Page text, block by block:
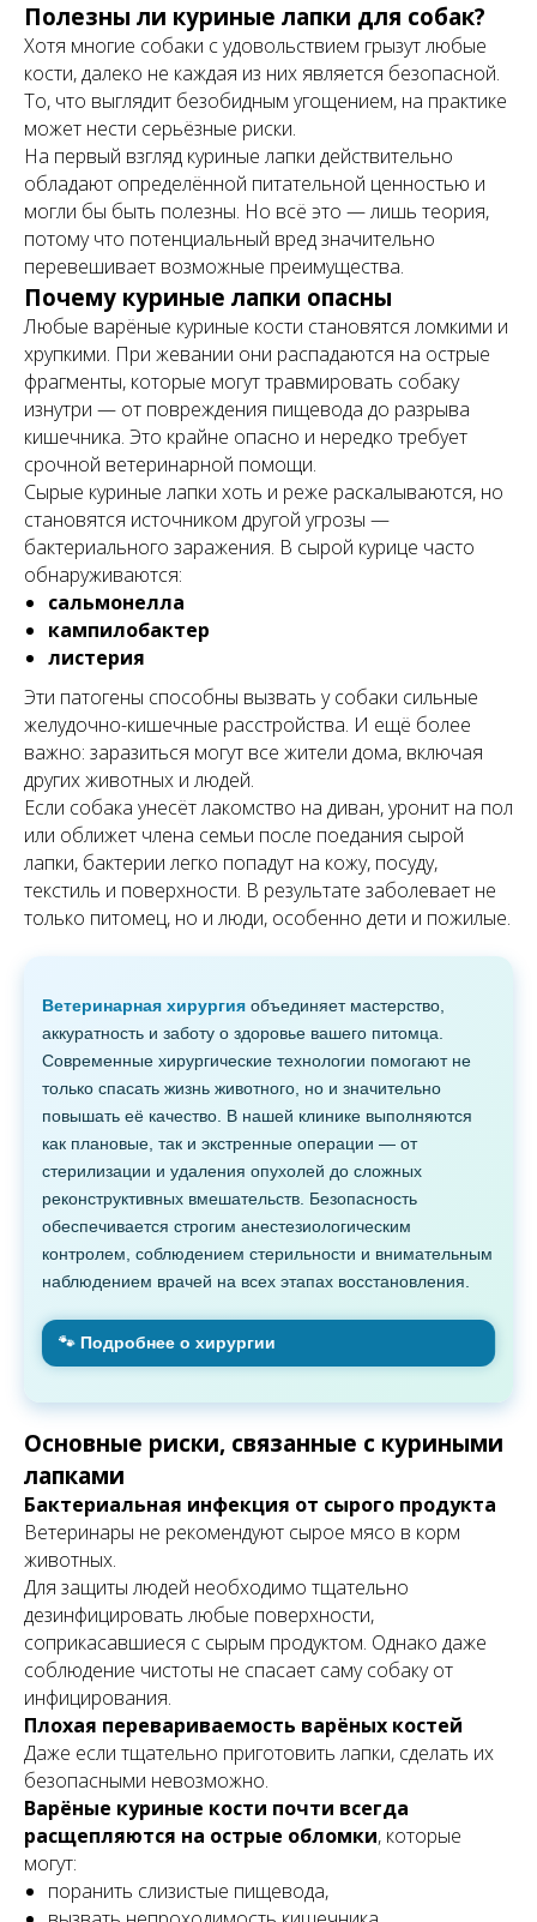
Полезны ли куриные лапки для собак?
Хотя многие собаки с удовольствием грызут любые
кости, далеко не каждая из них является безопасной.
То, что выглядит безобидным угощением, на практике
может нести серьёзные риски.
На первый взгляд куриные лапки действительно
обладают определённой питательной ценностью и
могли бы быть полезны. Но всё это — лишь теория,
потому что потенциальный вред значительно
перевешивает возможные преимущества.
Почему куриные лапки опасны
Любые варёные куриные кости становятся ломкими и
хрупкими. При жевании они распадаются на острые
фрагменты, которые могут травмировать собаку
изнутри — от повреждения пищевода до разрыва
кишечника. Это крайне опасно и нередко требует
срочной ветеринарной помощи.
Сырые куриные лапки хоть и реже раскалываются, но
становятся источником другой угрозы —
бактериального заражения. В сырой курице часто
обнаруживаются:
сальмонелла
кампилобактер
листерия
Эти патогены способны вызвать у собаки сильные
желудочно-кишечные расстройства. И ещё более
важно: заразиться могут все жители дома, включая
других животных и людей.
Если собака унесёт лакомство на диван, уронит на пол
или оближет члена семьи после поедания сырой
лапки, бактерии легко попадут на кожу, посуду,
текстиль и поверхности. В результате заболевает не
только питомец, но и люди, особенно дети и пожилые.
Ветеринарная хирургия объединяет мастерство,
аккуратность и заботу о здоровье вашего питомца.
Современные хирургические технологии помогают не
только спасать жизнь животного, но и значительно
повышать её качество. В нашей клинике выполняются
как плановые, так и экстренные операции — от
стерилизации и удаления опухолей до сложных
реконструктивных вмешательств. Безопасность
обеспечивается строгим анестезиологическим
контролем, соблюдением стерильности и внимательным
наблюдением врачей на всех этапах восстановления.
🐾 Подробнее о хирургии
Основные риски, связанные с куриными
лапками
Бактериальная инфекция от сырого продукта
Ветеринары не рекомендуют сырое мясо в корм
животных.
Для защиты людей необходимо тщательно
дезинфицировать любые поверхности,
соприкасавшиеся с сырым продуктом. Однако даже
соблюдение чистоты не спасает саму собаку от
инфицирования.
Плохая перевариваемость варёных костей
Даже если тщательно приготовить лапки, сделать их
безопасными невозможно.
Варёные куриные кости почти всегда
расщепляются на острые обломки, которые
могут:
поранить слизистые пищевода,